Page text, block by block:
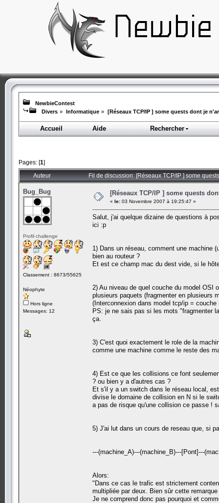
NewbieContest
Divers » Informatique » [Réseaux TCP/IP ] some quests dont je
Accueil Aide Rechercher
Pages: [1]
Auteur Fil de discussion: [Réseaux TCP/IP ] some
Bug_Bug
Profil challenge
Classement : 8673/55625
Néophyte
Hors ligne
Messages: 12
[Réseaux TCP/IP ] some quests
« le: 03 Novembre 2007 à 19:25:47 »
Salut, j'ai quelque dizaine de questions à
ici :p
1) Dans un réseau, comment une machine
bien au routeur ?
Et est ce champ mac du dest vide, si le
2) Au niveau de quel couche du model OSI
plusieurs paquets (fragmenter en plusieurs
(Interconnexion dans model tcp/ip =
PS: je ne sais pas si les mots "fragmenter
ça.
3) C'est quoi exactement le role de la
comme une machine comme le reste des
4) Est ce que les collisions ce font
? ou bien y a d'autres cas ?
Et s'il y a un switch dans le réseau local,
divise le domaine de collision en N si le
a pas de risque qu'une collision ce passe !
5) J'ai lut dans un cours de reseau que, si
---(machine_A)---(machine_B)---[Pont]---
Alors:
"Dans ce cas le trafic est strictement
multipliée par deux. Bien sûr cette
Je ne comprend donc pas pourquoi et